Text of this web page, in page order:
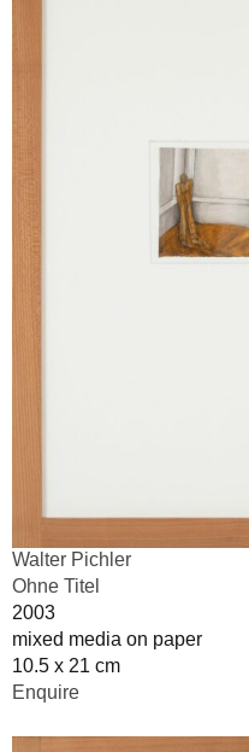
Walter Pichler
Ohne Titel
2003
mixed media on paper
10.5 x 21 cm
Enquire